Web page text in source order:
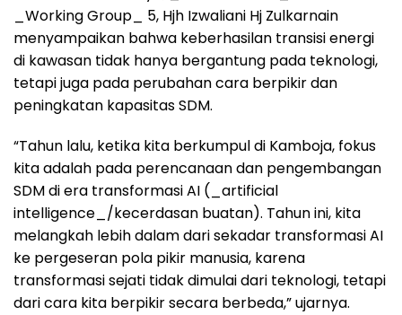
_Working Group_ 5, Hjh Izwaliani Hj Zulkarnain
menyampaikan bahwa keberhasilan transisi energi
di kawasan tidak hanya bergantung pada teknologi,
tetapi juga pada perubahan cara berpikir dan
peningkatan kapasitas SDM.
“Tahun lalu, ketika kita berkumpul di Kamboja, fokus
kita adalah pada perencanaan dan pengembangan
SDM di era transformasi AI (_artificial
intelligence_/kecerdasan buatan). Tahun ini, kita
melangkah lebih dalam dari sekadar transformasi AI
ke pergeseran pola pikir manusia, karena
transformasi sejati tidak dimulai dari teknologi, tetapi
dari cara kita berpikir secara berbeda,” ujarnya.